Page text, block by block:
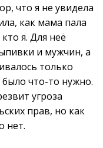
что я не увидела
как мама пала
я. Для неё
и мужчин, а
только
было что-то нужно.
угроза
прав, но как
нет.